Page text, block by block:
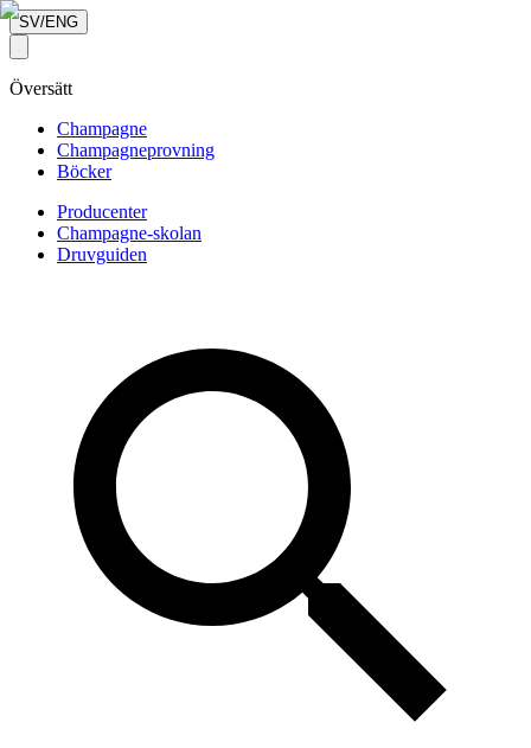
SV/ENG
Översätt
Champagne
Champagneprovning
Böcker
Producenter
Champagne-skolan
Druvguiden